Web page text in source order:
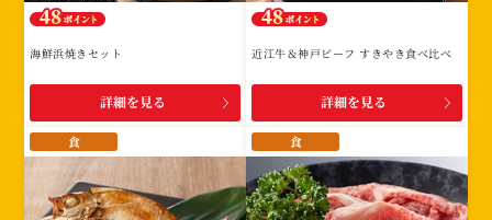
海鮮浜焼きセット
詳細を見る
近江牛＆神戸ビーフ すきやき食べ比べ
詳細を見る
食 食